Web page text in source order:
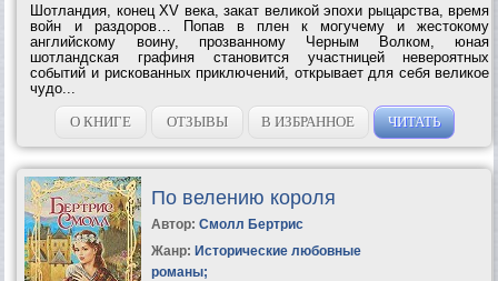
Шотландия, конец XV века, закат великой эпохи рыцарства, время
войн и раздоров… Попав в плен к могучему и жестокому
английскому воину, прозванному Черным Волком, юная
шотландская графиня становится участницей невероятных
событий и рискованных приключений, открывает для себя великое
чудо...
О КНИГЕ
ОТЗЫВЫ В ИЗБРАННОЕ ЧИТАТЬ
По велению короля
Автор: Смолл Бертрис
Жанр: Исторические любовные
романы;